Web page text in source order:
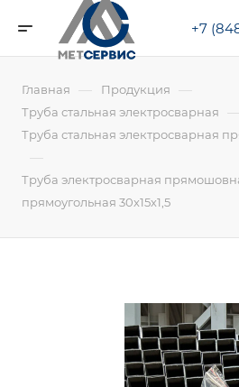
+7
Главная — Продукция —
Труба стальная электросварная
Труба стальная электросварная
—
Труба электросварная
прямоугольная 30х15х1,5